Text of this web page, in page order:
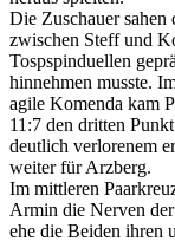
Die Zuschauer sahen
zwischen Steff und
Tospspinduellen
hinnehmen musste.
agile Komenda kam
11:7 den dritten
deutlich verlorenem
weiter für Arzberg.
Im mittleren
Armin die Nerven der
ehe die Beiden ihren